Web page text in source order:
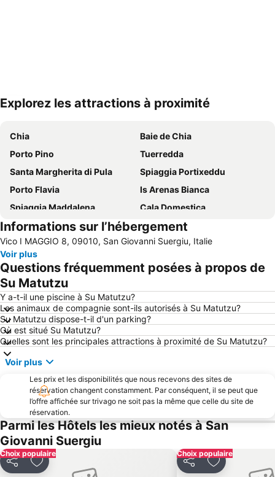
Explorez les attractions à proximité
Chia
Baie de Chia
Porto Pino
Tuerredda
Santa Margherita di Pula
Spiaggia Portixeddu
Porto Flavia
Is Arenas Bianca
Spiaggia Maddalena
Cala Domestica
Cala Zafferano
Capo Malfatano
Masua
Dunes de Piscinas
Costa Verde
Spiaggia Maladroxia
Su Giudeu
Villaggio Ipogeo
Spiaggia Maladroxia
Porto Botte
Spiaggia Fontanamare
Masua
Porto Pino
Scivu
Spiaggia Piscinas
BluFan
Portu Maga
Informations sur l’hébergement
Vico I MAGGIO 8, 09010, San Giovanni Suergiu, Italie
Voir plus
Questions fréquemment posées à propos de
Su Matutzu
Y a-t-il une piscine à Su Matutzu?
Les animaux de compagnie sont-ils autorisés à Su Matutzu?
Su Matutzu dispose-t-il d'un parking?
Où est situé Su Matutzu?
Quelles sont les principales attractions à proximité de Su Matutzu?
Voir plus
Les prix et les disponibilités que nous recevons des sites de
réservation changent constamment. Par conséquent, il se peut que
l’offre affichée sur trivago ne soit pas la même que celle du site de
réservation.
Parmi les Hôtels les mieux notés à San
Giovanni Suergiu
Choix populaire
PartagerAjouter à mes favoris
Choix populaire
PartagerAjouter à